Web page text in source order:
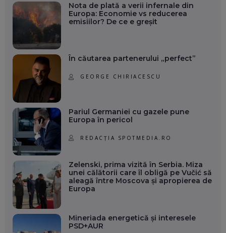
Nota de plată a verii infernale din
Europa: Economie vs reducerea
emisiilor? De ce e greșit
În căutarea partenerului „perfect”
GEORGE CHIRIACESCU
Pariul Germaniei cu gazele pune
Europa în pericol
REDACȚIA SPOTMEDIA.RO
Zelenski, prima vizită în Serbia. Miza
unei călătorii care îl obligă pe Vučić să
aleagă între Moscova și apropierea de
Europa
Mineriada energetică și interesele
PSD+AUR